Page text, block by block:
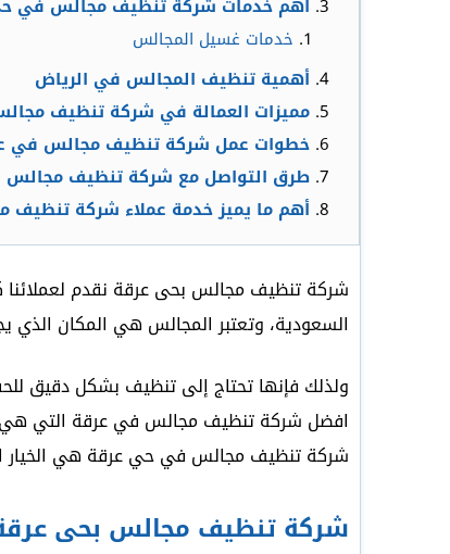
اهم خدمات شركة تنظيف مجالس في
خدمات غسيل المجالس
أهمية تنظيف المجالس في الرياض
مميزات العمالة في شركة تنظيف
خطوات عمل شركة تنظيف مجالس في
طرق التواصل مع شركة تنظيف
أهم ما يميز خدمة عملاء شركة
شركة تنظيف مجالس بحى عرقة نقدم لعملائنا
السعودية، وتعتبر المجالس هي المكان الذي
ولذلك فإنها تحتاج إلى تنظيف بشكل دقيق
افضل شركة تنظيف مجالس في عرقة التي هي
شركة تنظيف مجالس في حي عرقة هي الخيار
شركة تنظيف مجالس بحى